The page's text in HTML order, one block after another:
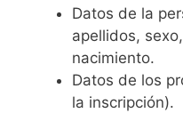
Datos de la
apellidos,
nacimiento.
Datos de los
la inscripción).